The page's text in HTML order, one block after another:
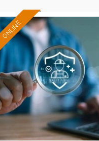
ONLINE
Formación 100%
subvencionada.
Para desempleados,
trabajadores y autónomos.
Sector
-Mediambiente.